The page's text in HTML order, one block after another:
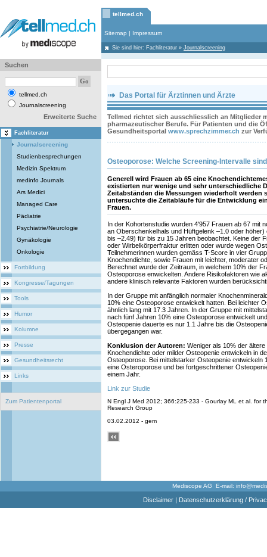
tellmed.ch
Sitemap | Impressum
Sie sind hier: Fachliteratur » Journalscreening
Suchen
tellmed.ch
Journalscreening
Erweiterte Suche
Fachliteratur
Journalscreening
Studienbesprechungen
Medizin Spektrum
medinfo Journals
Ars Medici
Managed Care
Pädiatrie
Psychiatrie/Neurologie
Gynäkologie
Onkologie
Fortbildung
Kongresse/Tagungen
Tools
Humor
Kolumne
Presse
Gesundheitsrecht
Links
Zum Patientenportal
Das Portal für Ärztinnen und Ärzte
Tellmed richtet sich ausschliesslich an Mitglieder
pharmazeutischer Berufe. Für Patienten und die
Gesundheitsportal www.sprechzimmer.ch zur
Osteoporose: Welche Screening-Intervalle
Generell wird Frauen ab 65 eine
existierten nur wenige und sehr unterschiedliche
Zeitabständen die Messungen wiederholt werden
untersuchte die Zeitabläufe für die Entwicklung
Frauen.
In der Kohortenstudie wurden 4'957 Frauen ab 67 mit
an Oberschenkelhals und Hüftgelenk –1.0 oder
bis –2.49) für bis zu 15 Jahren beobachtet. Keine der
oder Wirbelkörperfraktur erlitten oder wurde wegen
Teilnehmerinnen wurden gemäss T-Score in vier
Knochendichte, sowie Frauen mit leichter, moderater
Berechnet wurde der Zeitraum, in welchem 10% der
Osteoporose enwickelten. Andere Risikofaktoren wie
andere klinisch relevante Faktoren wurden
In der Gruppe mit anfänglich normaler
10% eine Osteoporose entwickelt hatten. Bei leichter
ähnlich lang mit 17.3 Jahren. In der Gruppe mit
nach fünf Jahren 10% eine Osteoporose entwickelt
Osteopenie dauerte es nur 1.1 Jahre bis die
übergegangen war.
Konklusion der Autoren: Weniger als 10% der
Knochendichte oder milder Osteopenie entwickeln in
Osteoporose. Bei mittelstarker Osteopenie entwickeln
eine Osteroporose und bei fortgeschrittener
einem Jahr.
Link zur Studie
N Engl J Med 2012; 366:225-233 - Gourlay ML et al. for
Research Group
03.02.2012 - gem
Mediscope AG E-mail:
Disclaimer| Datenschutzerklärung /